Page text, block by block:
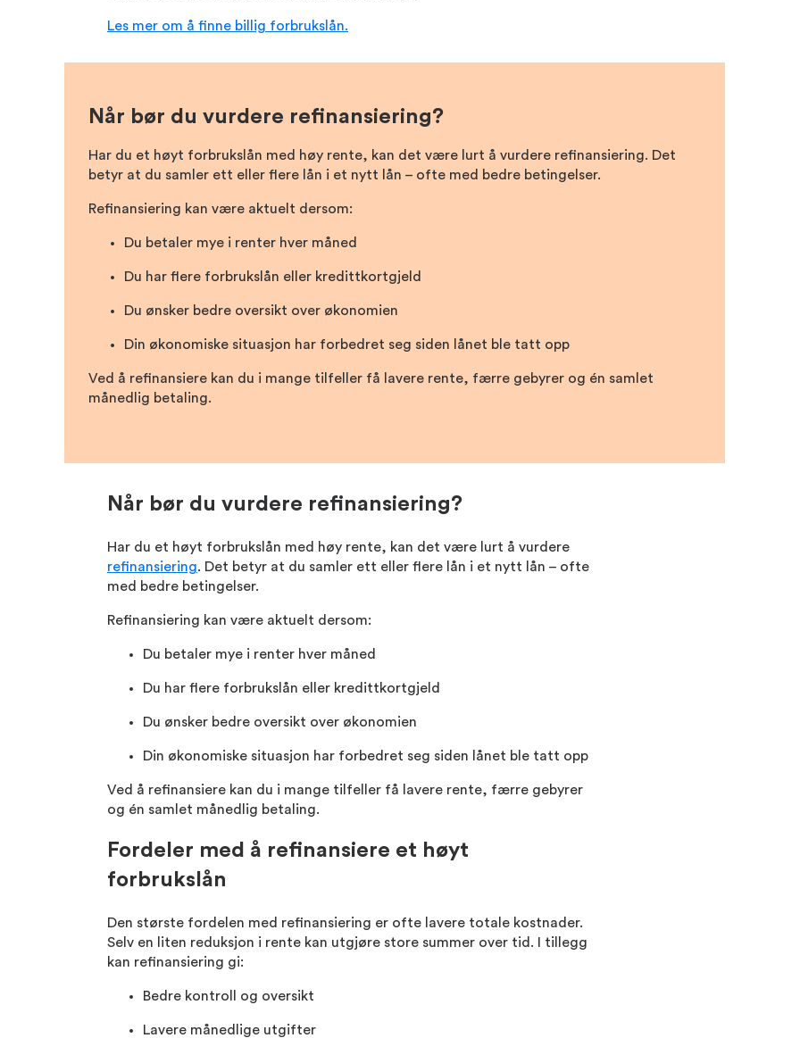
Les mer om å finne billig forbrukslån.
Når bør du vurdere refinansiering?
Har du et høyt forbrukslån med høy rente, kan det være lurt å vurdere refinansiering. Det
betyr at du samler ett eller flere lån i et nytt lån – ofte med bedre betingelser.
Refinansiering kan være aktuelt dersom:
Du betaler mye i renter hver måned
Du har flere forbrukslån eller kredittkortgjeld
Du ønsker bedre oversikt over økonomien
Din økonomiske situasjon har forbedret seg siden lånet ble tatt opp
Ved å refinansiere kan du i mange tilfeller få lavere rente, færre gebyrer og én samlet
månedlig betaling.
Når bør du vurdere refinansiering?
Har du et høyt forbrukslån med høy rente, kan det være lurt å vurdere
refinansiering. Det betyr at du samler ett eller flere lån i et nytt lån – ofte
med bedre betingelser.
Refinansiering kan være aktuelt dersom:
Du betaler mye i renter hver måned
Du har flere forbrukslån eller kredittkortgjeld
Du ønsker bedre oversikt over økonomien
Din økonomiske situasjon har forbedret seg siden lånet ble tatt opp
Ved å refinansiere kan du i mange tilfeller få lavere rente, færre gebyrer
og én samlet månedlig betaling.
Fordeler med å refinansiere et høyt
forbrukslån
Den største fordelen med refinansiering er ofte lavere totale kostnader.
Selv en liten reduksjon i rente kan utgjøre store summer over tid. I tillegg
kan refinansiering gi:
Bedre kontroll og oversikt
Lavere månedlige utgifter